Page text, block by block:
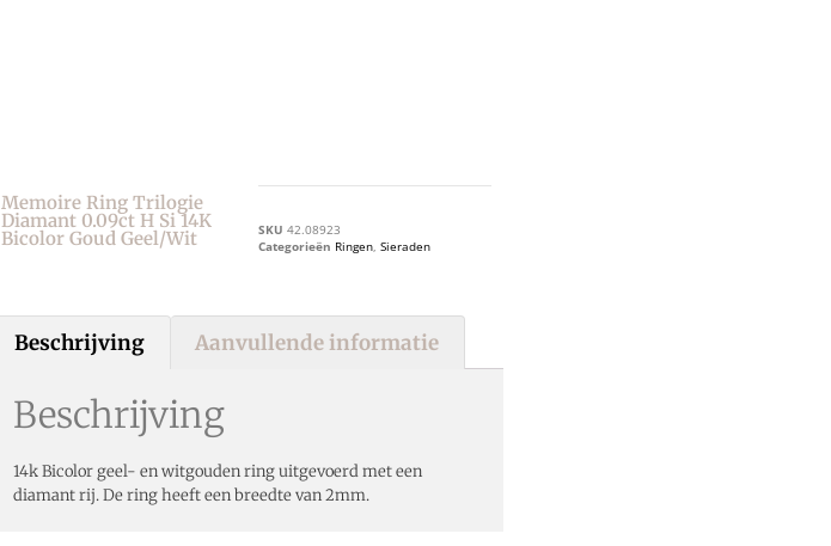
Memoire Ring Trilogie
Diamant 0.09ct H Si 14K
Bicolor Goud Geel/wit SKU 42.08923
Categorieën Ringen, Sieraden
Beschrijving Aanvullende informatie
Beschrijving
14k Bicolor geel- en witgouden ring uitgevoerd met een
diamant rij. De ring heeft een breedte van 2mm.